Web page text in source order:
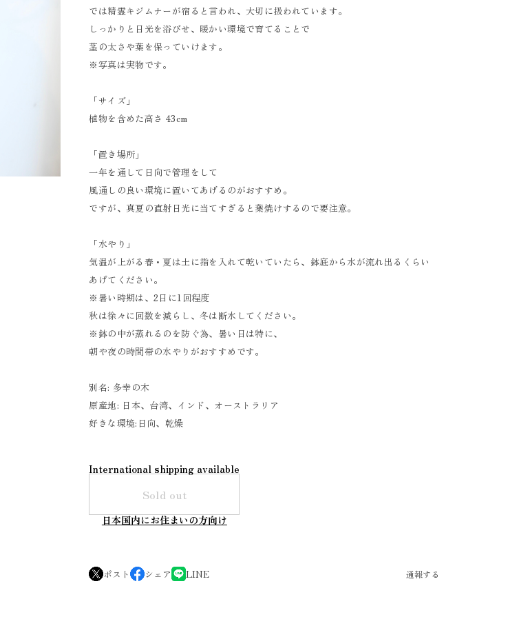
では精霊キジムナーが宿ると言われ、大切に扱われています。
しっかりと日光を浴びせ、暖かい環境で育てることで
茎の太さや葉を保っていけます。
※写真は実物です。
「サイズ」
植物を含めた高さ 43cm
「置き場所」
一年を通して日向で管理をして
風通しの良い環境に置いてあげるのがおすすめ。
ですが、真夏の直射日光に当てすぎると葉焼けするので要注意。
「水やり」
気温が上がる春・夏は土に指を入れて乾いていたら、鉢底から水が流れ出るくらい
あげてください。
※暑い時期は、2日に1回程度
秋は徐々に回数を減らし、冬は断水してください。
※鉢の中が蒸れるのを防ぐ為、暑い日は特に、
朝や夜の時間帯の水やりがおすすめです。
別名: 多幸の木
原産地: 日本、台湾、インド、オーストラリア
好きな環境:日向、乾燥
International shipping available
Sold out
日本国内にお住まいの方向け
ポスト シェア LINE 通報する